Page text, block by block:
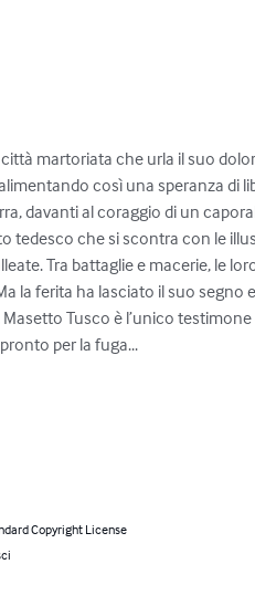
martoriata che urla il suo
così una speranza di
davanti al coraggio di un
tedesco che si scontra con le
Tra battaglie e macerie, le
la ferita ha lasciato il suo
Tusco è l’unico
per la fuga...
Copyright License